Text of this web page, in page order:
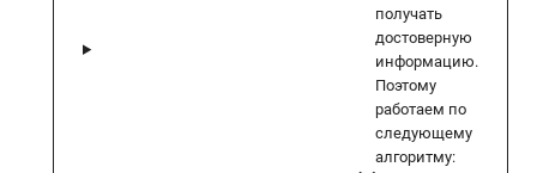
получать
достоверную
информацию.
Поэтому
работаем по
следующему
алгоритму: